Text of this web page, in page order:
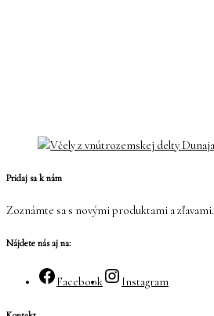
Pridaj sa k nám
Zoznámte sa s novými produktami a zľavami.
Nájdete nás aj na:
Facebook Instagram